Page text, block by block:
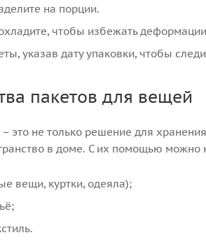
на порции.
чтобы избежать деформации
указав дату упаковки, чтобы
пакетов для вещей
это не только решение для
в доме. С их помощью можно
вещи, куртки, одеяла);